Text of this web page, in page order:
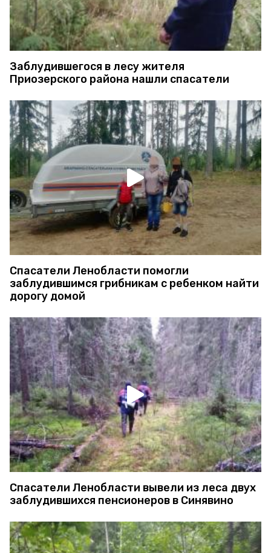
Заблудившегося в лесу жителя
Приозерского района нашли спасатели
Спасатели Ленобласти помогли
заблудившимся грибникам с ребенком найти
дорогу домой
Спасатели Ленобласти вывели из леса двух
заблудившихся пенсионеров в Синявино